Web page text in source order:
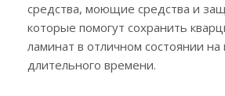
средства, моющие средства и
которые помогут сохранить
ламинат в отличном состоянии
длительного времени.